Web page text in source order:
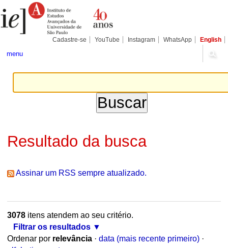
para
conteúdo.
Pessoais
Cadastre-se YouTube Instagram WhatsApp English
menu
Resultado da busca
Assinar um RSS sempre atualizado.
3078itens atendem ao seu critério.
Filtrar os resultados
Ordenar por relevância · data (mais recente primeiro) ·